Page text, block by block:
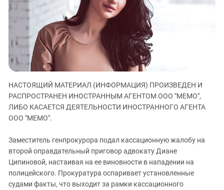
ЗАСТАВЛЯЕТ
КАВКАЗ ЗА ПАЛЕСТИНУ
ИНАКОМЫСЛИЕ В ЧЕЧНЕ
ПРЕСЛЕДОВАНИЕ АКТИВИСТОВ
МОБИЛИЗАЦИЯ И ПРОТЕСТЫ
Дагестан
Ингушетия
Кабардино-Балкария
Калмыкия
Карачаево-Черкесия
Краснодарский край
Российская Федерация
Северная Осетия - Алания
СКФО
Ставропольский край
НАСТОЯЩИЙ МАТЕРИАЛ (ИНФОРМАЦИЯ) ПРОИЗВЕДЕН И
РАСПРОСТРАНЕН ИНОСТРАННЫМ АГЕНТОМ ООО "МЕМО",
ЛИБО КАСАЕТСЯ ДЕЯТЕЛЬНОСТИ ИНОСТРАННОГО АГЕНТА
ООО "МЕМО".
Заместитель генпрокурора подал кассационную жалобу на
второй оправдательный приговор адвокату Диане
Ципиновой, настаивая на ее виновности в нападении на
полицейского. Прокуратура оспаривает установленные
судами факты, что выходит за рамки кассационного